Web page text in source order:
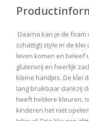
Daarna kan je de
schattig!) style in de
leven komen en beleef
glutenvrij en heerlijk
kleine handjes. De klei
lang bruikbaar dankzij
heeft heldere kleuren,
kinderen het niet